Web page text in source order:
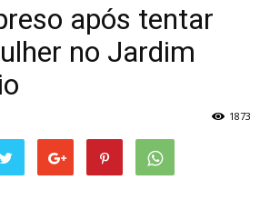
após tentar
no Jardim
1873